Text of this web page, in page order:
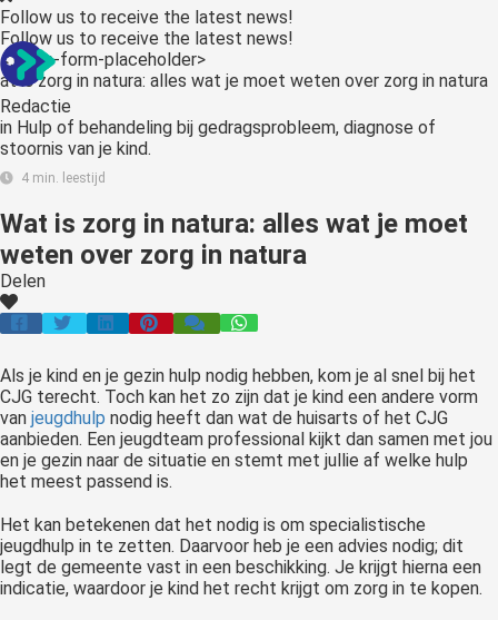
Follow us to receive the latest news!
Follow us to receive the latest news!
<:optin-form-placeholder>
Redactie
in Hulp of behandeling bij gedragsprobleem, diagnose of
stoornis van je kind.
4 min. leestijd
Wat is zorg in natura: alles wat je moet
weten over zorg in natura
Delen
Als je kind en je gezin hulp nodig hebben, kom je al snel bij het
CJG terecht. Toch kan het zo zijn dat je kind een andere vorm
van jeugdhulp nodig heeft dan wat de huisarts of het CJG
aanbieden. Een jeugdteam professional kijkt dan samen met jou
en je gezin naar de situatie en stemt met jullie af welke hulp
het meest passend is.
Het kan betekenen dat het nodig is om specialistische
jeugdhulp in te zetten. Daarvoor heb je een advies nodig; dit
legt de gemeente vast in een beschikking. Je krijgt hierna een
indicatie, waardoor je kind het recht krijgt om zorg in te kopen.